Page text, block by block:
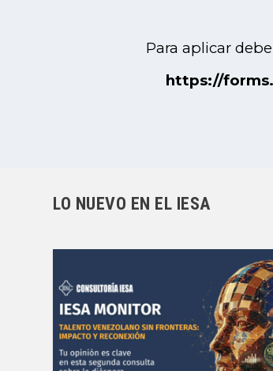
Para aplicar
https://
LO NUEVO EN EL IESA